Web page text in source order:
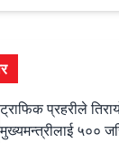
ट्राफिक प्रहरीले
मुख्यमन्त्रीलाई ५००